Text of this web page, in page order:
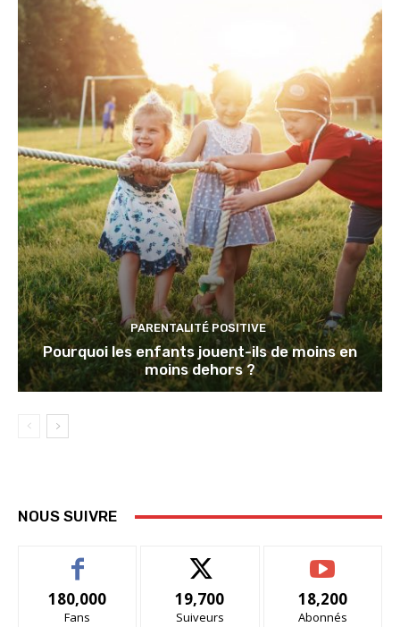
PARENTALITÉ POSITIVE
Pourquoi les enfants jouent-ils de moins en
moins dehors ?
NOUS SUIVRE
180,000
Fans
19,700
Suiveurs
18,200
Abonnés